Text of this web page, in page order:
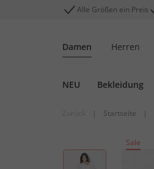
Alle Größen ein Preis
Damen Herren
NEU Bekleidung
| Startseite |
Sale